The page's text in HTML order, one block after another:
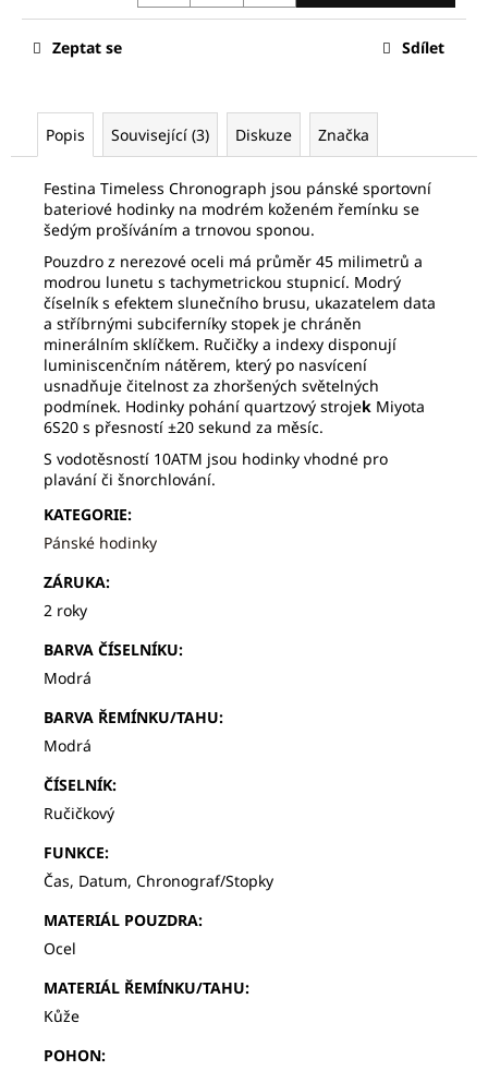
Zeptat se Sdílet
Popis Související (3) Diskuze Značka
Festina Timeless Chronograph jsou pánské sportovní
bateriové hodinky na modrém koženém řemínku se
šedým prošíváním a trnovou sponou.
Pouzdro z nerezové oceli má průměr 45 milimetrů a
modrou lunetu s tachymetrickou stupnicí. Modrý
číselník s efektem slunečního brusu, ukazatelem data
a stříbrnými subciferníky stopek je chráněn
minerálním sklíčkem. Ručičky a indexy disponují
luminiscenčním nátěrem, který po nasvícení
usnadňuje čitelnost za zhoršených světelných
podmínek. Hodinky pohání quartzový strojek Miyota
6S20 s přesností ±20 sekund za měsíc.
S vodotěsností 10ATM jsou hodinky vhodné pro
plavání či šnorchlování.
KATEGORIE:
Pánské hodinky
ZÁRUKA:
2 roky
BARVA ČÍSELNÍKU:
Modrá
BARVA ŘEMÍNKU/TAHU:
Modrá
ČÍSELNÍK:
Ručičkový
FUNKCE:
Čas, Datum, Chronograf/Stopky
MATERIÁL POUZDRA:
Ocel
MATERIÁL ŘEMÍNKU/TAHU:
Kůže
POHON:
e
m
FREDERIQUE
CONSTANT
FC-
292MG5B6B
810
Původně:
300